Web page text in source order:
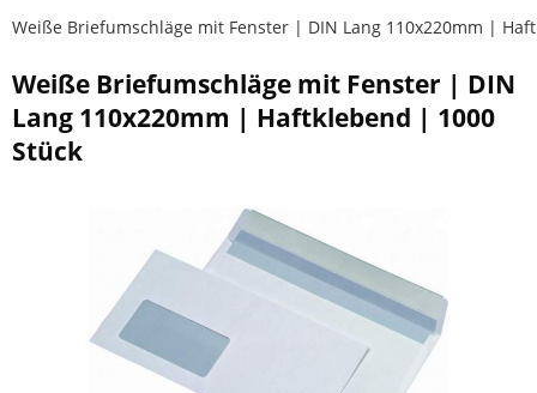
Weiße Briefumschläge mit Fenster | DIN Lang 110x220mm |
Weiße Briefumschläge mit Fenster | DIN
Lang 110x220mm | Haftklebend | 1000
Stück